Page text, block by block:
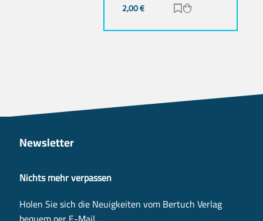
2,00€ Zur Merkliste
Newsletter
Nichts mehr verpassen
Holen Sie sich die Neuigkeiten vom Bertuch Verlag